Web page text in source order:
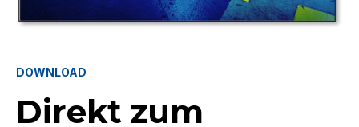
DOWNLOAD
Direkt zum